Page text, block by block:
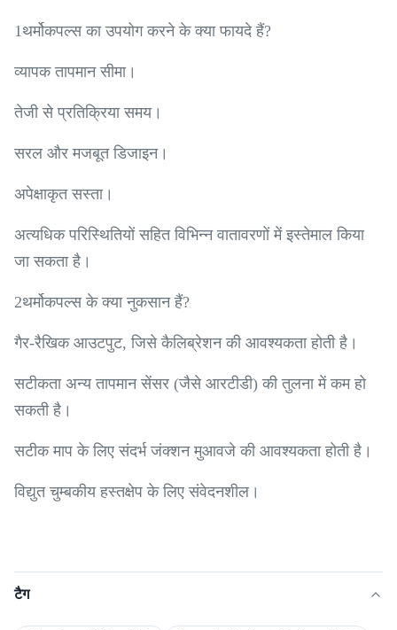
1थर्मोकपल्स का उपयोग करने के क्या फायदे हैं?
व्यापक तापमान सीमा।
तेजी से प्रतिक्रिया समय।
सरल और मजबूत डिजाइन।
अपेक्षाकृत सस्ता।
अत्यधिक परिस्थितियों सहित विभिन्न वातावरणों में इस्तेमाल किया
जा सकता है।
2थर्मोकपल्स के क्या नुकसान हैं?
गैर-रैखिक आउटपुट, जिसे कैलिब्रेशन की आवश्यकता होती है।
सटीकता अन्य तापमान सेंसर (जैसे आरटीडी) की तुलना में कम हो
सकती है।
सटीक माप के लिए संदर्भ जंक्शन मुआवजे की आवश्यकता होती है।
विद्युत चुम्बकीय हस्तक्षेप के लिए संवेदनशील।
टैग